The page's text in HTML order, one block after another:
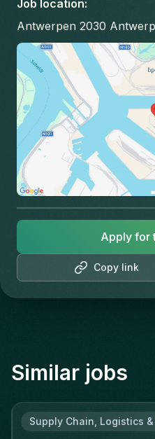
Job location:
Antwerpen 2030
Copy link
Apply for
Similar jobs
Supply Chain, Logistics